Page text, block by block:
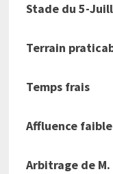
Stade du 5-
Terrain
Temps frais
Affluence faible
Arbitrage de